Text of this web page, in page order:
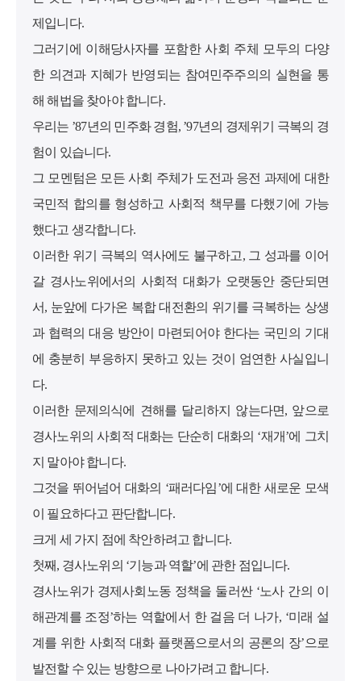
제입니다.
그러기에 이해당사자를 포함한 사회 주체 모두의 다양
한 의견과 지혜가 반영되는 참여민주주의의 실현을 통
해 해법을 찾아야 합니다.
우리는 ’87년의 민주화 경험, ’97년의 경제위기 극복의 경
험이 있습니다.
그 모멘텀은 모든 사회 주체가 도전과 응전 과제에 대한
국민적 합의를 형성하고 사회적 책무를 다했기에 가능
했다고 생각합니다.
이러한 위기 극복의 역사에도 불구하고, 그 성과를 이어
갈 경사노위에서의 사회적 대화가 오랫동안 중단되면
서, 눈앞에 다가온 복합 대전환의 위기를 극복하는 상생
과 협력의 대응 방안이 마련되어야 한다는 국민의 기대
에 충분히 부응하지 못하고 있는 것이 엄연한 사실입니
다.
이러한 문제의식에 견해를 달리하지 않는다면, 앞으로
경사노위의 사회적 대화는 단순히 대화의 ‘재개’에 그치
지 말아야 합니다.
그것을 뛰어넘어 대화의 ‘패러다임’에 대한 새로운 모색
이 필요하다고 판단합니다.
크게 세 가지 점에 착안하려고 합니다.
첫째, 경사노위의 ‘기능과 역할’에 관한 점입니다.
경사노위가 경제사회노동 정책을 둘러싼 ‘노사 간의 이
해관계를 조정’하는 역할에서 한 걸음 더 나가, ‘미래 설
계를 위한 사회적 대화 플랫폼으로서의 공론의 장’으로
발전할 수 있는 방향으로 나아가려고 합니다.